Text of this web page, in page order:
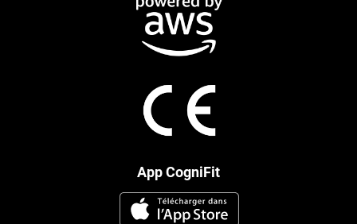
App CogniFit